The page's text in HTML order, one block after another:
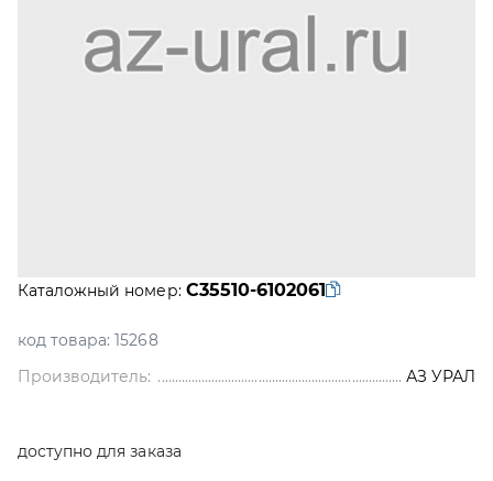
Каталожный номер: С35510-6102061
код товара: 15268
Производитель:
АЗ УРАЛ
доступно для заказа